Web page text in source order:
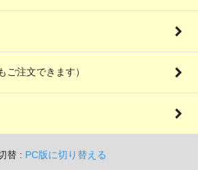
ご注文できます）
替 : PC版に切り替える